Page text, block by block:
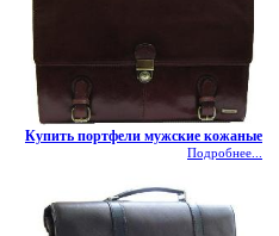
Купить портфели мужские кожаные
Подробнее...